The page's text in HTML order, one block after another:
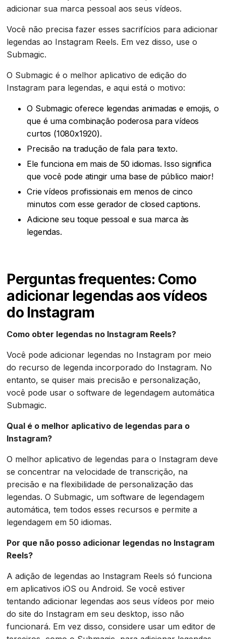
adicionar sua marca pessoal aos seus vídeos.
Você não precisa fazer esses sacrifícios para adicionar
legendas ao Instagram Reels. Em vez disso, use o
Submagic.
O Submagic é o melhor aplicativo de edição do
Instagram para legendas, e aqui está o motivo:
O Submagic oferece legendas animadas e emojis, o
que é uma combinação poderosa para vídeos
curtos (1080x1920).
Precisão na tradução de fala para texto.
Ele funciona em mais de 50 idiomas. Isso significa
que você pode atingir uma base de público maior!
Crie vídeos profissionais em menos de cinco
minutos com esse gerador de closed captions.
Adicione seu toque pessoal e sua marca às
legendas.
Perguntas frequentes: Como
adicionar legendas aos vídeos
do Instagram
Como obter legendas no Instagram Reels?
Você pode adicionar legendas no Instagram por meio
do recurso de legenda incorporado do Instagram. No
entanto, se quiser mais precisão e personalização,
você pode usar o software de legendagem automática
Submagic.
Qual é o melhor aplicativo de legendas para o
Instagram?
O melhor aplicativo de legendas para o Instagram deve
se concentrar na velocidade de transcrição, na
precisão e na flexibilidade de personalização das
legendas. O Submagic, um software de legendagem
automática, tem todos esses recursos e permite a
legendagem em 50 idiomas.
Por que não posso adicionar legendas no Instagram
Reels?
A adição de legendas ao Instagram Reels só funciona
em aplicativos iOS ou Android. Se você estiver
tentando adicionar legendas aos seus vídeos por meio
do site do Instagram em seu desktop, isso não
funcionará. Em vez disso, considere usar um editor de